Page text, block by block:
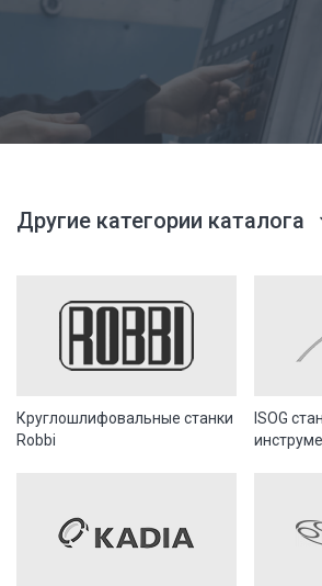
Другие категории каталога
Круглошлифовальные станки
Robbi
ISOG